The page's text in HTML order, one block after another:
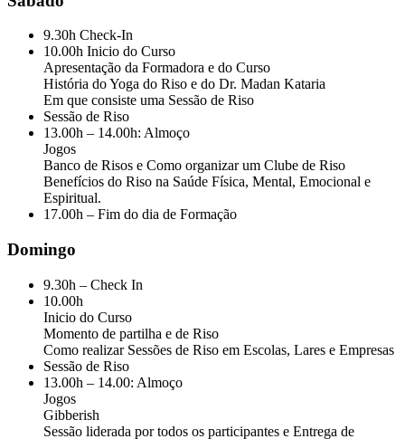
9.30h Check-In
10.00h Inicio do Curso
Apresentação da Formadora e do Curso
História do Yoga do Riso e do Dr. Madan Kataria
Em que consiste uma Sessão de Riso
Sessão de Riso
13.00h – 14.00h: Almoço
Jogos
Banco de Risos e Como organizar um Clube de Riso
Benefícios do Riso na Saúde Física, Mental, Emocional e
Espiritual.
17.00h – Fim do dia de Formação
Domingo
9.30h – Check In
10.00h
Inicio do Curso
Momento de partilha e de Riso
Como realizar Sessões de Riso em Escolas, Lares e Empresas
Sessão de Riso
13.00h – 14.00: Almoço
Jogos
Gibberish
Sessão liderada por todos os participantes e Entrega de